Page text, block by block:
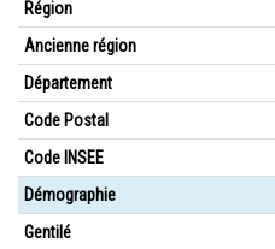
Région
Ancienne région
Département
Code Postal
Code INSEE
Démographie
Gentilé